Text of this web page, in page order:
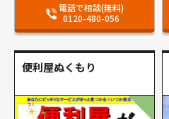
電話で相談(無料)
0120-480-056
便利屋ぬくもり